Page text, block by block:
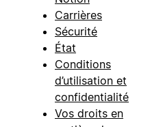
Carrières
Sécurité
État
Conditions
d’utilisation et
confidentialité
Vos droits en